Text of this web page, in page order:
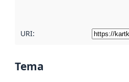
URI:
Tema